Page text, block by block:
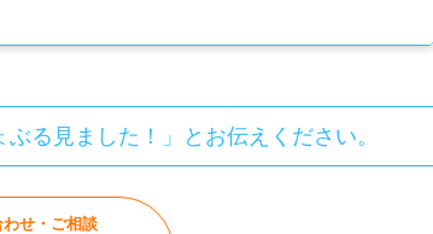
る見ました！」とお伝えください。
せ・ご相談